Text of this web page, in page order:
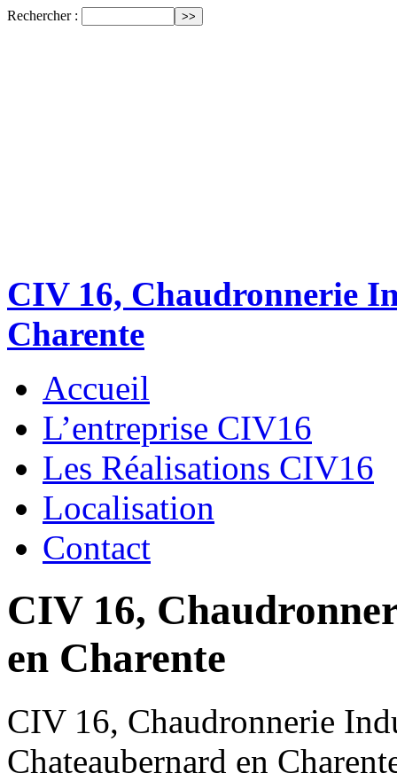
Rechercher :
CIV 16, Chaudronnerie
Charente
Accueil
L’entreprise CIV16
Les Réalisations CIV16
Localisation
Contact
CIV 16,
en Charente
CIV 16, Chaudronnerie
Chateaubernard en